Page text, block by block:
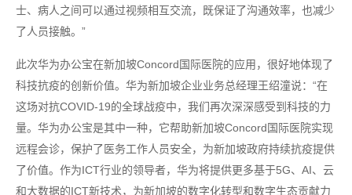
士、病人之间可以通过视频相互交流，既保证了沟通效率，也减少
了人员接触。”
此次华为办公宝在新加坡Concord国际医院的应用，很好地体现了
科技抗疫的创新价值。华为新加坡企业业务总经理王绍潼说：“在
这场对抗COVID-19的全球战疫中，我们再次深深感受到科技的力
量。华为办公宝是其中一种，它帮助新加坡Concord国际医院实现
远程会诊，保护了医务工作人员安全，为新加坡政府持续抗疫提供
了价值。作为ICT行业的领导者，华为将提供更多基于5G、AI、云
和大数据的ICT新技术，为新加坡的数字化转型和数字生态贡献力